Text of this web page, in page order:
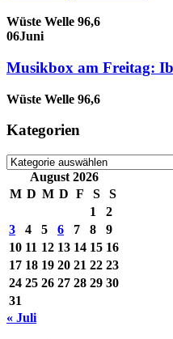
Wüste Welle 96,6
06Juni
Musikbox am Freitag:
Wüste Welle 96,6
Kategorien
Kategorien
August 2026
M D M D F S
S
1
2
3
4 5 6 7 8
9
10 11 12 13 14 15 16
17 18 19 20 21 22 23
24 25 26 27 28 29 30
31
« Juli